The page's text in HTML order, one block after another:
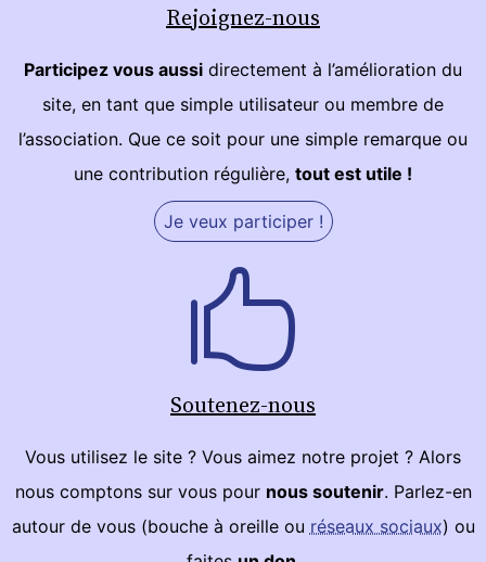
Rejoignez-nous
Participez vous aussi directement à l’amélioration du
site, en tant que simple utilisateur ou membre de
l’association. Que ce soit pour une simple remarque ou
une contribution régulière, tout est utile !
Je veux participer !
Soutenez-nous
Vous utilisez le site ? Vous aimez notre projet ? Alors
nous comptons sur vous pour nous soutenir. Parlez-en
autour de vous (bouche à oreille ou réseaux sociaux) ou